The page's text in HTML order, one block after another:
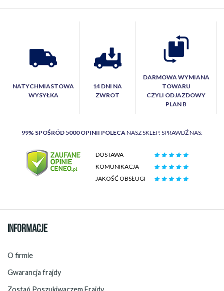
NATYCHMIASTOWA
WYSYŁKA
14 DNI NA
ZWROT
DARMOWA WYMIANA
TOWARU
CZYLI ODJAZDOWY
PLAN B
99% SPOŚRÓD 5000 OPINII POLECA NASZ SKLEP. SPRAWDŹ NAS:
DOSTAWA
KOMUNIKACJA
JAKOŚĆ OBSŁUGI
INFORMACJE
O firmie
Gwarancja frajdy
Zostań Poszukiwaczem Frajdy